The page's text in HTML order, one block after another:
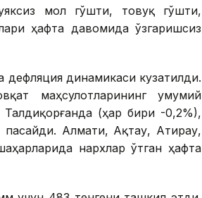
мол гўшти, товуқ гўшти,
ҳафта давомида ўзгаришсиз
дефляция динамикаси кузатилди.
маҳсулотларининг умумий
(ҳар бири -0,2%),
пасайди. Алмати, Ақтау, Атирау,
нархлар ўтган ҳафта